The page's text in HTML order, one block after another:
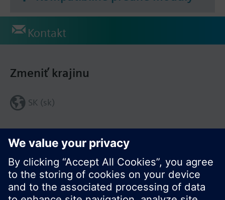
Kontakt
Zdieľať túto stránku:
Zmeniť krajinu
SK (sk)